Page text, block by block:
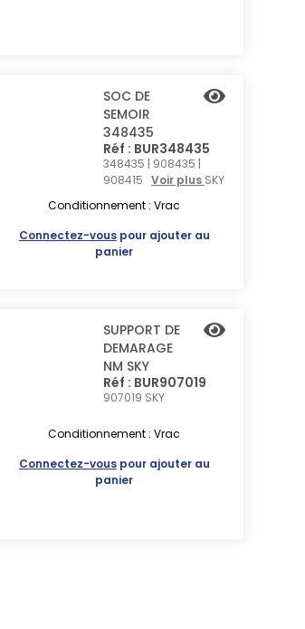
SOC DE
SEMOIR
348435
Réf : BUR348435
348435 | 908435 |
908415 Voir plus SKY
Conditionnement : Vrac
Connectez-vouspour ajouter au
panier
SUPPORT DE
DEMARAGE
NM SKY
Réf : BUR907019
907019 SKY
Conditionnement : Vrac
Connectez-vouspour ajouter au
panier